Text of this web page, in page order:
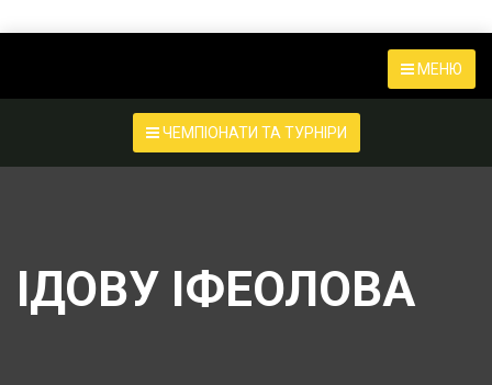
МЕНЮ
ЧЕМПІОНАТИ ТА ТУРНІРИ
ІДОВУ ІФЕОЛОВА